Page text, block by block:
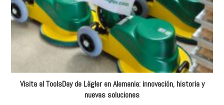
Visita al ToolsDay de Lägler en Alemania: innovación, historia y
nuevas soluciones